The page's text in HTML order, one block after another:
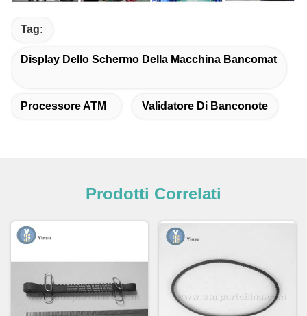
Tag:
Display Dello Schermo Della Macchina Bancomat
Processore ATM Validatore Di Banconote
Prodotti Correlati